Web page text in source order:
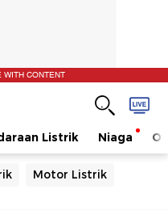
CONTENT
Listrik Niaga
Motor Listrik